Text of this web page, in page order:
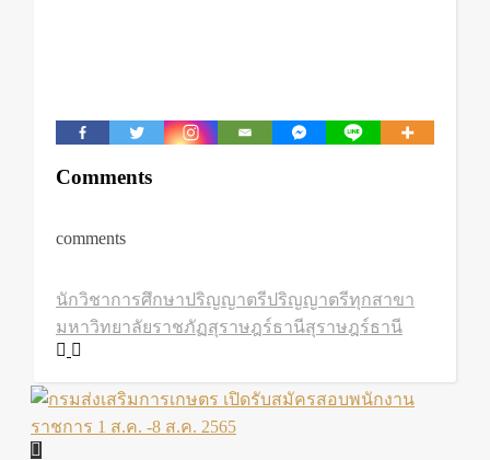
Comments
comments
นักวิชาการศึกษาปริญญาตรีปริญญาตรีทุกสาขา
มหาวิทยาลัยราชภัฏสุราษฎร์ธานีสุราษฎร์ธานี